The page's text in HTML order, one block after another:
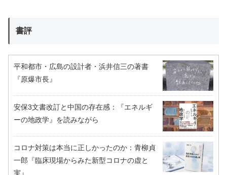
書評
平和都市・広島の設計者・浜井信三の著書
『原爆市長』
安保3文書改訂と中国の存在感：『エネルギ
ーの地政学』を読みながら
コロナ対策は本当に正しかったのか：青柳貞
一郎『臨床現場からみた新型コロナの虚と
実』